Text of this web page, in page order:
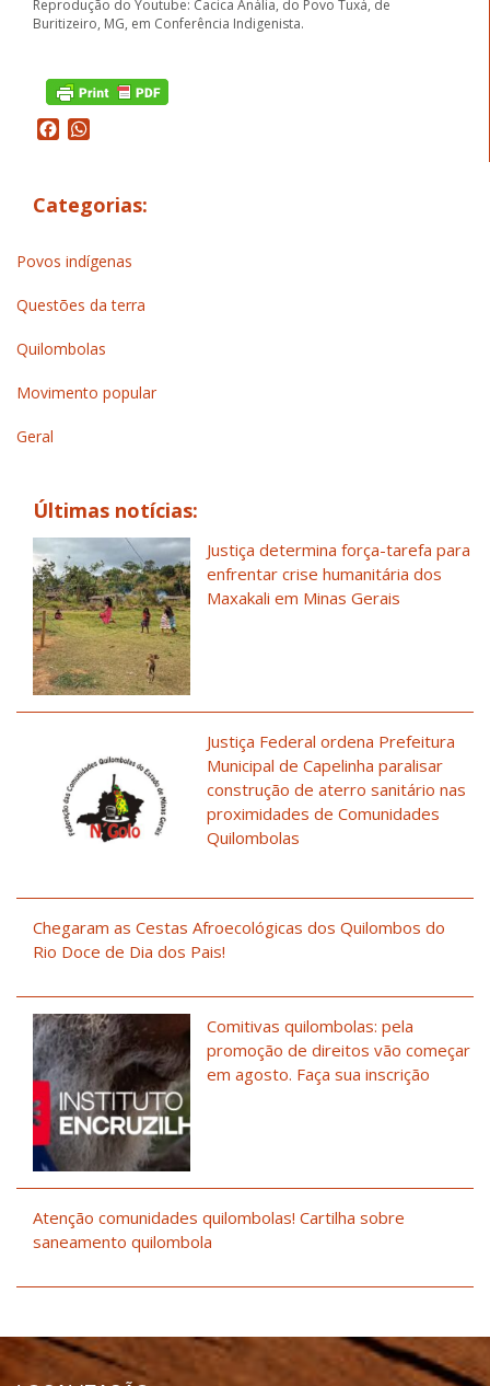
Reprodução do Youtube: Cacica Anália, do Povo Tuxá, de
Buritizeiro, MG, em Conferência Indigenista.
Facebook
Categorias:
Povos indígenas
Questões da terra
Quilombolas
Movimento popular
Geral
Últimas notícias:
Justiça determina força-tarefa para
enfrentar crise humanitária dos
Maxakali em Minas Gerais
Justiça Federal ordena Prefeitura
Municipal de Capelinha paralisar
construção de aterro sanitário nas
proximidades de Comunidades
Quilombolas
Chegaram as Cestas Afroecológicas dos Quilombos do
Rio Doce de Dia dos Pais!
Comitivas quilombolas: pela
promoção de direitos vão começar
em agosto. Faça sua inscrição
Atenção comunidades quilombolas! Cartilha sobre
saneamento quilombola